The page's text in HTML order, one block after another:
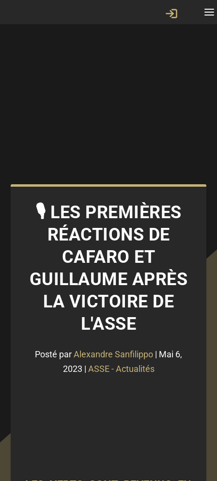
🎙 LES PREMIÈRES
RÉACTIONS DE
CAFARO ET
GUILLAUME APRÈS
LA VICTOIRE DE
L'ASSE
Posté parAlexandre Sanfilippo | Mai 6,
2023 | ASSE - Actualités